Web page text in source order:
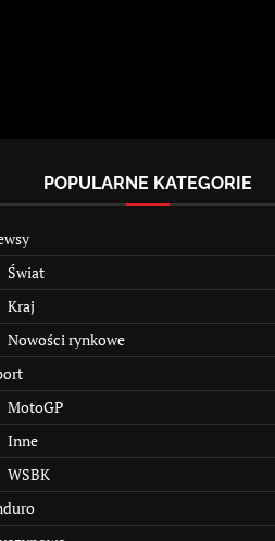
POPULARNE KATEGORIE
Świat
Kraj
Nowości rynkowe
MotoGP
Inne
WSBK